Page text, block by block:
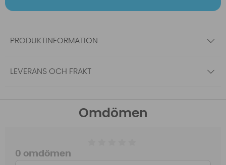
PRODUKTINFORMATION
LEVERANS OCH FRAKT
Omdömen
0 omdömen